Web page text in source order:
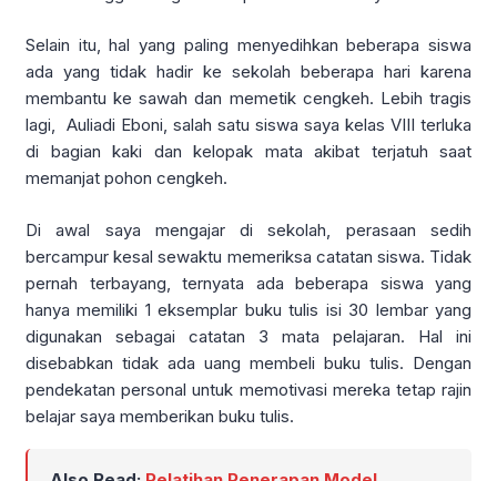
Selain itu, hal yang paling menyedihkan beberapa siswa
ada yang tidak hadir ke sekolah beberapa hari karena
membantu ke sawah dan memetik cengkeh. Lebih tragis
lagi, Auliadi Eboni, salah satu siswa saya kelas VIII terluka
di bagian kaki dan kelopak mata akibat terjatuh saat
memanjat pohon cengkeh.
Di awal saya mengajar di sekolah, perasaan sedih
bercampur kesal sewaktu memeriksa catatan siswa. Tidak
pernah terbayang, ternyata ada beberapa siswa yang
hanya memiliki 1 eksemplar buku tulis isi 30 lembar yang
digunakan sebagai catatan 3 mata pelajaran. Hal ini
disebabkan tidak ada uang membeli buku tulis. Dengan
pendekatan personal untuk memotivasi mereka tetap rajin
belajar saya memberikan buku tulis.